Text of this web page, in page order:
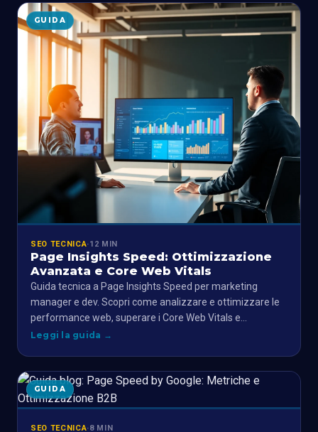
GUIDA
SEO TECNICA·12 MIN
Page Insights Speed: Ottimizzazione
Avanzata e Core Web Vitals
Guida tecnica a Page Insights Speed per marketing
manager e dev. Scopri come analizzare e ottimizzare le
performance web, superare i Core Web Vitals e…
Leggi la guida →
GUIDA
SEO TECNICA·8 MIN